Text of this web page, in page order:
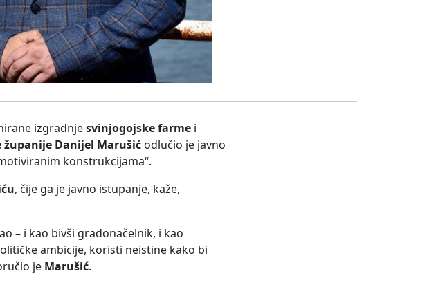
izgradnjesvinjogojske farme i
županije Danijel Marušić odlučio je javno
konstrukcijama“.
, čije ga je javno istupanje, kaže,
– i kao bivši gradonačelnik, i kao
ambicije, koristi neistine kako bi
je Marušić.